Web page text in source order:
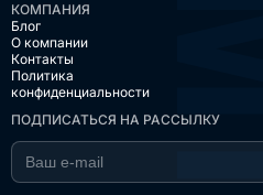
КОМПАНИЯ
Блог
О компании
Контакты
Политика
конфиденциальности
ПОДПИСАТЬСЯ НА РАССЫЛКУ